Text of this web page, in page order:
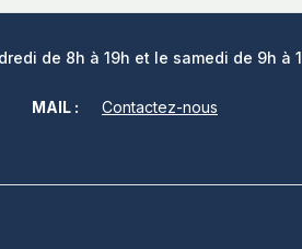
de 8h à 19h et le samedi de 9h
MAIL : Contactez-nous